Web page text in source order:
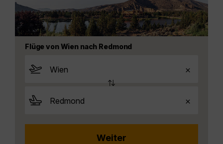
Flüge von Wien nach Redmond